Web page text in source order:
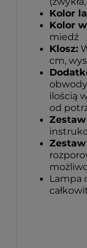
Kolor
Kolor
miedź
Klosz:
cm,
ilością
od
Lampa